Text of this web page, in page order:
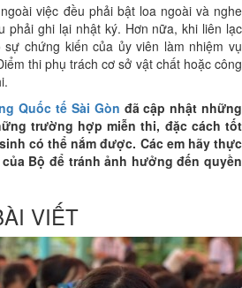
việc đều phải bật loa ngoài và nghe
phải ghi lại nhật ký. Hơn nữa, khi liên lạc
chứng kiến của ủy viên làm nhiệm vụ
thi phụ trách cơ sở vật chất hoặc công
Quốc tế Sài Gòn đã cập nhật những
trường hợp miễn thi, đặc cách tốt
có thể nắm được. Các em hãy thực
Bộ để tránh ảnh hưởng đến quyền
VIẾT